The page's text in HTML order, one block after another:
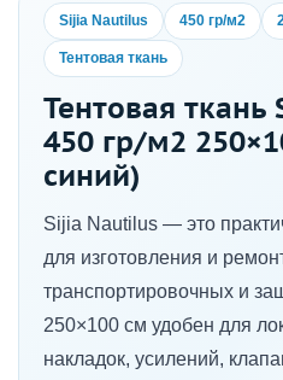
Sijia Nautilus 450 гр/м2
Тентовая ткань
Тентовая
450 гр/м2
синий)
Sijia Nautilus — это
для изготовления и
транспортировочных и
250×100 см удобен для
накладок, усилений,